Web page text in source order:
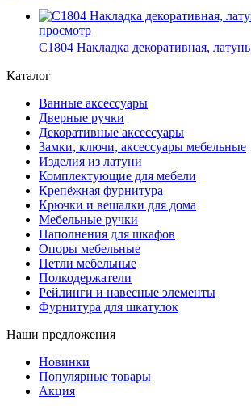
просмотр
C1804 Накладка декоративная, латунь
Каталог
Ванные аксессуары
Дверные ручки
Декоративные аксессуары
Замки, ключи, аксессуары мебельные
Изделия из латуни
Комплектующие для мебели
Крепёжная фурнитура
Крючки и вешалки для дома
Мебельные ручки
Наполнения для шкафов
Опоры мебельные
Петли мебельные
Полкодержатели
Рейлинги и навесные элементы
Фурнитура для шкатулок
Наши предложения
Новинки
Популярные товары
Акция